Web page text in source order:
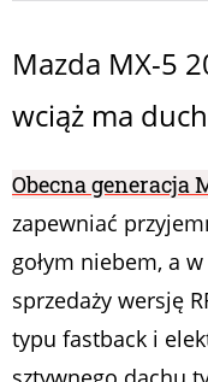
Mazda MX-5
wciąż ma
Obecna generacja
zapewniać
gołym niebem, a
sprzedaży wersję
typu fastback i